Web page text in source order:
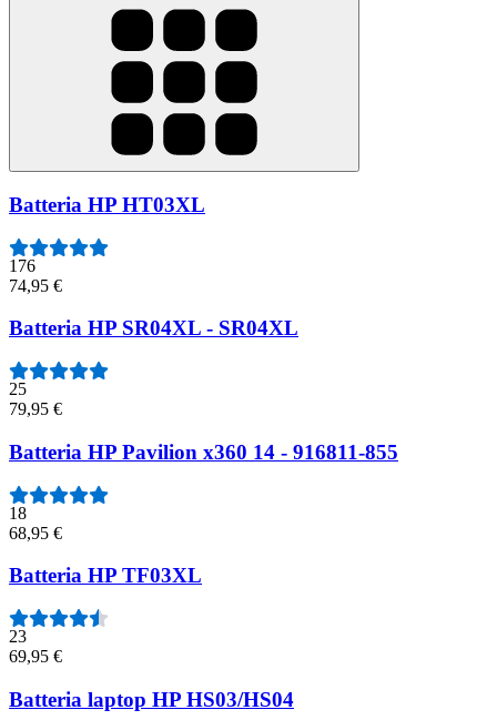
Batteria HP HT03XL
176
74,95 €
Batteria HP SR04XL - SR04XL
25
79,95 €
Batteria HP Pavilion x360 14 - 916811-855
18
68,95 €
Batteria HP TF03XL
23
69,95 €
Batteria laptop HP HS03/HS04